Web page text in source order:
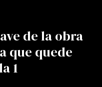
de la obra
que quede
1